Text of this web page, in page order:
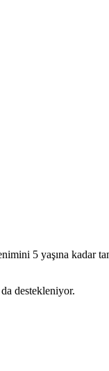
5 yaşına kadar
destekleniyor.